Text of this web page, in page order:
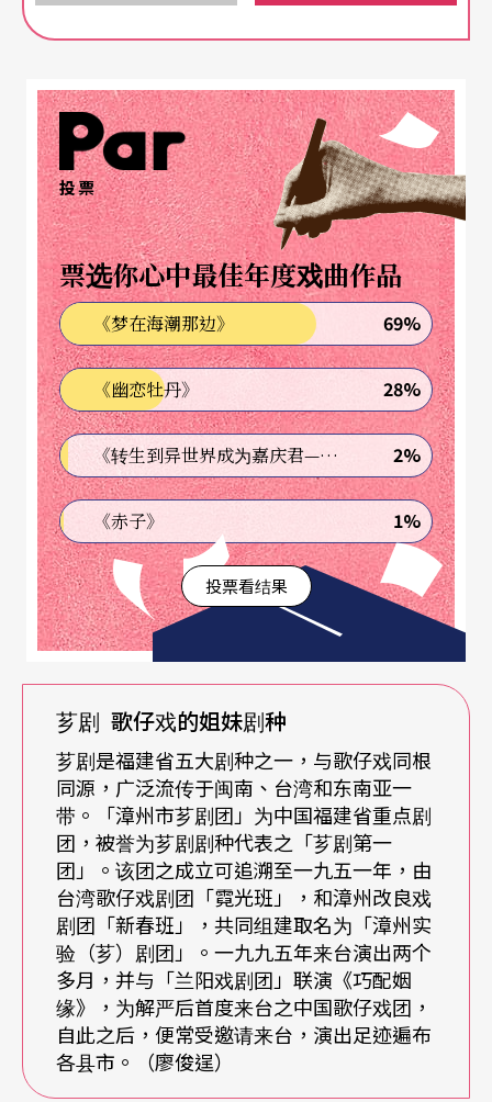
高的明华园天字团，多次入围国艺会「歌仔戏制作
专案」，编导演实力早已备受肯定，此回新作《宫
变》再求突破。当家小生陈昭香一人挑战两角，一
个是饱读诗书，温文尔雅，仁德敦厚却不谙世情险
恶的东宫太子；一个是大字不识几个，不学无术却
一身热血、义气为先的市井小民；天差地远的身分
背景却因相同容貌让两人命运相连，一台集结宫廷
斗争、政治权谋、市井风情与男女情爱的好戏就此
展开。
勇于创新、题材多元、颠覆传统的春美歌剧团，新
作《变心》以「如果心脏有记忆」的狂想为命题：
当人换了一颗心，是否也同时接受了不属于他的光
明与黑暗、怨恨与哀愁？剧情描述主角在喝下曼陀
罗花酒三日迷醉后，重新苏醒竟然已成了男儿身、
女儿心，这颗满载记忆密码的心灵，牵动著兄弟
情、红粉泪，也改变了剧中人的命运。《变心》由
杨杏枝编剧、傅裕惠执导，当家小生郭春美以小生
扮相，诠释旦角气质，堪称电影《龙飞凤舞》后，
演技一大挑战。
继《玉琳国师》之后，尚和歌仔戏团再度演绎佛教
故事，《不负如来不负卿》取材丝绸之路的第一位
译经师——印度鸠摩罗什大师的生平。故事描述龟玆
王朝的鸠摩罗什，在丝路的旅夜，百年风沙的吹袭
后，看见了三百年后朝鲜的元晓大师，正动身前往
唐朝求法。两位译经奇才在时光之轮相遇，如镜射
投票
票选你心中最佳年度戏曲作品
《梦在海潮那边》 69%
《幽恋牡丹》 28%
《转生到异世界成为嘉庆君—发现我的祖先是诈骗集团!?》 2%
《赤子》 1%
投票看结果
芗剧 歌仔戏的姐妹剧种
芗剧是福建省五大剧种之一，与歌仔戏同根
同源，广泛流传于闽南、台湾和东南亚一
带。「漳州市芗剧团」为中国福建省重点剧
团，被誉为芗剧剧种代表之「芗剧第一
团」。该团之成立可追溯至一九五一年，由
台湾歌仔戏剧团「霓光班」，和漳州改良戏
剧团「新春班」，共同组建取名为「漳州实
验（芗）剧团」。一九九五年来台演出两个
多月，并与「兰阳戏剧团」联演《巧配姻
缘》，为解严后首度来台之中国歌仔戏团，
自此之后，便常受邀请来台，演出足迹遍布
各县市。（廖俊逞）